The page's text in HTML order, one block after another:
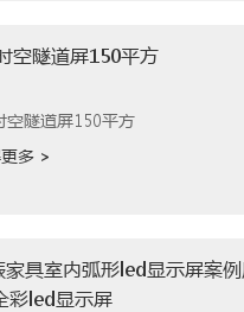
空隧道屏150平方
空隧道屏150平方
多 >
家具室内弧形led显示屏案
彩led显示屏